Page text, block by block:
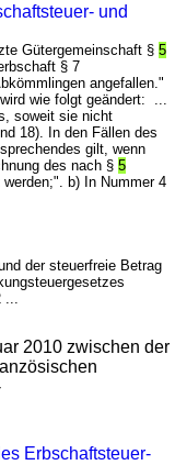
und
Gütergemeinschaft §5
§ 7
angefallen."
wie folgt geändert: ...
soweit sie nicht
18). In den Fällen des
gilt, wenn
des nach §5
b) In Nummer 4
der steuerfreie Betrag
2010 zwischen der
Erbschaftsteuer-